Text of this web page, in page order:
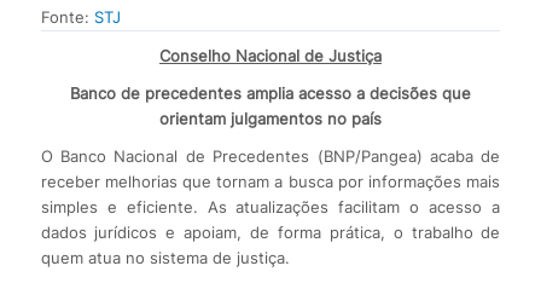
Fonte: STJ
Conselho Nacional de Justiça
Banco de precedentes amplia acesso a decisões que
orientam julgamentos no país
O Banco Nacional de Precedentes (BNP/Pangea) acaba de
receber melhorias que tornam a busca por informações mais
simples e eficiente. As atualizações facilitam o acesso a
dados jurídicos e apoiam, de forma prática, o trabalho de
quem atua no sistema de justiça.